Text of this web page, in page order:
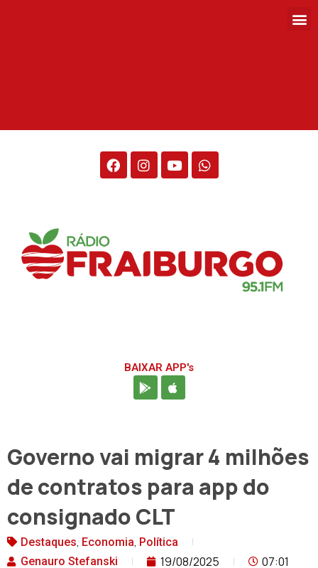
BAIXAR APP's
Governo vai migrar 4 milhões
de contratos para app do
consignado CLT
Destaques, Economia, Política
Genauro Stefanski
19/08/2025 07:01